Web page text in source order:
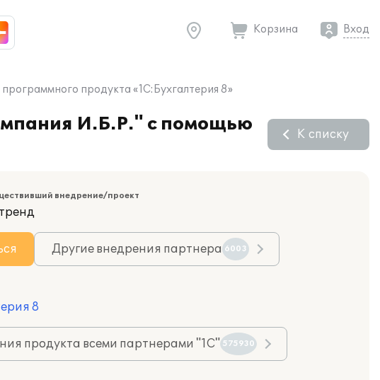
Корзина Вход
продукта «1С:Бухгалтерия 8»
И.Б.Р." с помощью
К списку
внедрение/проект
Другие внедрения партнера 6003
8
продукта всеми партнерами "1С" 575930